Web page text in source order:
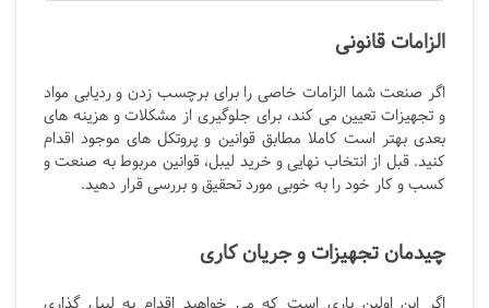
الزامات قانونی
اگر صنعت شما الزامات خاصی را برای برچسب زدن و ردیابی مواد
و تجهیزات تعیین می کند، برای جلوگیری از مشکلات و هزینه های
بعدی بهتر است کاملا مطابق قوانین و پروتکل های موجود اقدام
کنید. قبل از انتخاب نهایی و خرید لیبل، قوانین مربوط به صنعت و
کسب و کار خود را به خوبی مورد تحقیق و بررسی قرار دهید.
چیدمان تجهیزات و جریان کاری